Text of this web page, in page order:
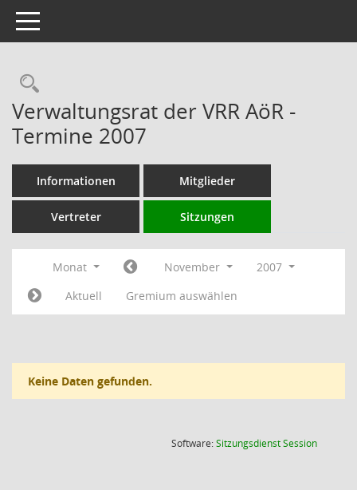
Toggle navigation
Rechercheauswahl
Verwaltungsrat der VRR AöR -
Termine 2007
Informationen Mitglieder
Vertreter Sitzungen
Monat November
2007
Aktuell
Gremium auswählen
Keine Daten gefunden.
Software:SitzungsdienstSession(Wird in